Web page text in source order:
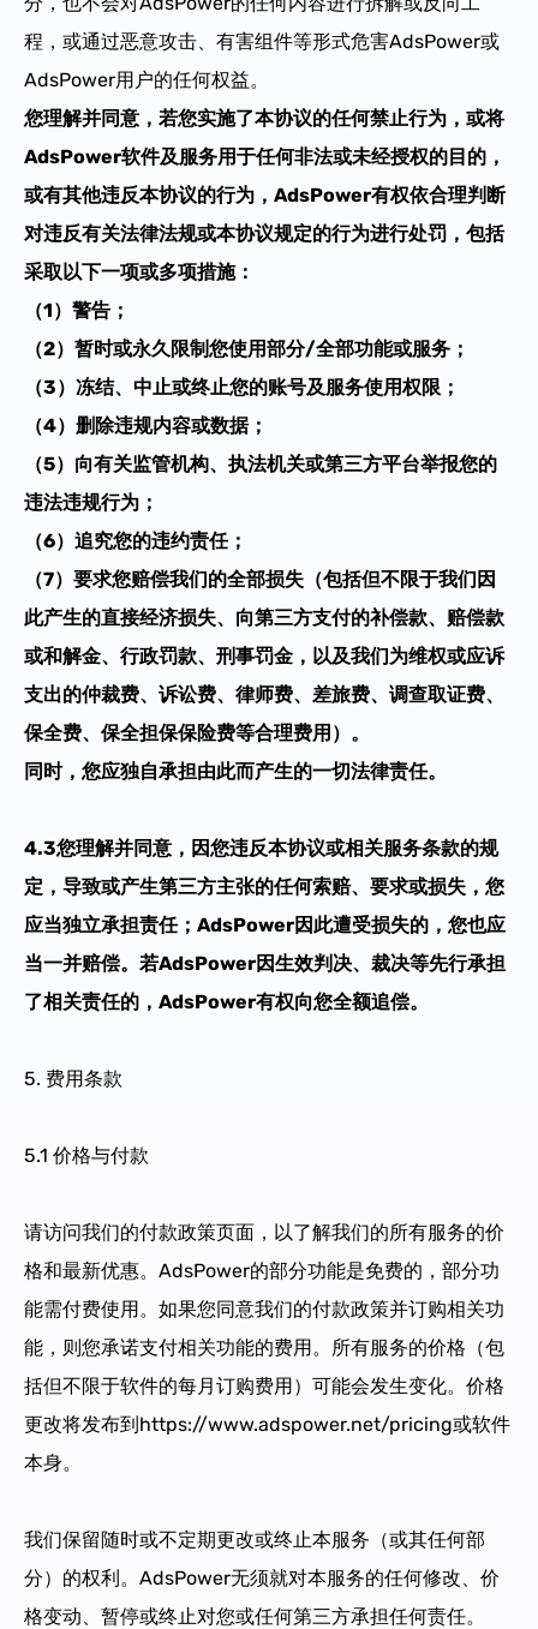
程，或通过恶意攻击、有害组件等形式危害AdsPower或
AdsPower用户的任何权益。
您理解并同意，若您实施了本协议的任何禁止行为，或将
AdsPower软件及服务用于任何非法或未经授权的目的，
或有其他违反本协议的行为，AdsPower有权依合理判断
对违反有关法律法规或本协议规定的行为进行处罚，包括
采取以下一项或多项措施：
（1） 警告 ；
（2） 暂时或永久限制您使用部分/全部功能或服务；
（3）冻结、 中止或终止您的账号及服务使用权限；
（4） 删除违规内容或数据；
（5） 向有关监管机构、执法机关或第三方平台举报您的
违法违规行为；
（6） 追究您的违约责任；
（7） 要求您赔偿我们的全部损失 （包括但不限于我们因
此产生的直接经济损失、 向第三方支付的补偿款、赔偿款
或和解金、 行政罚款、 刑事罚金，以及我们为维权或应诉
支出的仲裁费、诉讼费、律师费、差旅费、调查取证费、
保全费、保全担保保险费等合理费用 ） 。
同时， 您应独自承担由此而产生的一切法律责任。
4.3您理解并同意，因您违反本协议或相关服务条款的规
定，导致或产生第三方主张的任何索赔、要求或损失，您
应当独立承担责任；AdsPower因此遭受损失的，您也应
当一并赔偿。若AdsPower因生效判决、裁决等先行承担
了相关责任的，AdsPower有权向您全额追偿。
5. 费用条款
5.1 价格与付款
请访问我们的付款政策页面，以了解我们的所有服务的价
格和最新优惠。AdsPower的部分功能是免费的，部分功
能需付费使用。如果您同意我们的付款政策并订购相关功
能，则您承诺支付相关功能的费用。所有服务的价格（包
括但不限于软件的每月订购费用）可能会发生变化。价格
更改将发布到https://www.adspower.net/pricing或软件
本身。
我们保留随时或不定期更改或终止本服务（或其任何部
分）的权利。AdsPower无须就对本服务的任何修改、价
格变动、暂停或终止对您或任何第三方承担任何责任。